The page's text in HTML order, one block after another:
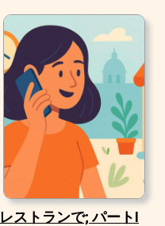
レストランで; パートI